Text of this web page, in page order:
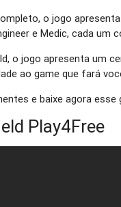
o jogo
e Medic, cada
o jogo apresenta um
ao game que fará
e baixe agora esse
Play4Free